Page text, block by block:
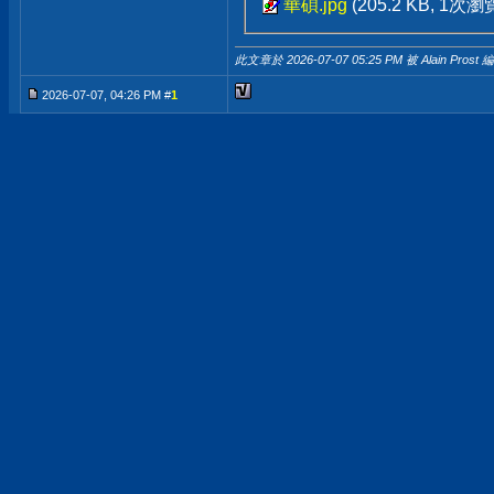
華碩.jpg (205.2 KB, 1次瀏
此文章於 2026-07-0705:25 PM 被 Alain Prost
2026-07-07, 04:26 PM #1